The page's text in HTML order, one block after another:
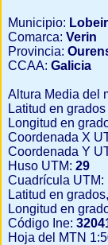
Municipio:
Comarca: Verin
Provincia:
CCAA: Galicia
Altura Media del
Latitud en
Longitud en
Coordenada X
Coordenada Y
Huso UTM: 29
Cuadrícula UTM:
Latitud en
Longitud en
Código Ine:
Hoja del MTN